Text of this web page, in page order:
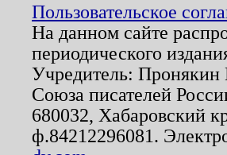
Пользовательское
На данном сайте
периодического
Учредитель:
Союза писателей
680032, Хабаровский
ф.84212296081.